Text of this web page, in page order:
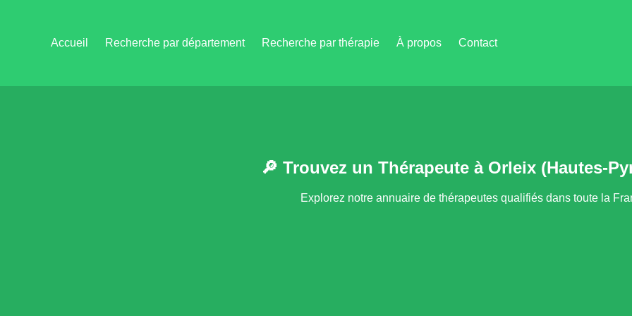
Accueil Recherche par département Recherche par thérapie À propos Contact
🔎 Trouvez un Thérapeute à Orleix (Hautes-
Explorez notre annuaire de thérapeutes qualifiés dans toute la